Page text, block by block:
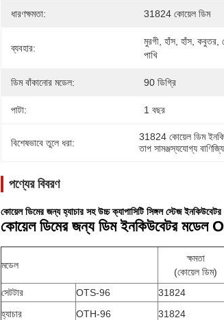
ধারণক্ষমতা: 31824 কোয়েল ডিম
ব্যবহার:
মুরগী, হাঁস, হাঁস, কবুতর,
পাখি
ডিম বাঁকানোর মডেল: 90 ডিগ্রি
পাটা: 1 বছর
বিশেষভাবে তুলে ধরা:
31824 কোয়েল ডিম
তাপ সামঞ্জস্যযোগ্য
পণ্যের বিবরণ
কোয়েল ডিমের জন্য হ্যাচার সহ উচ্চ ক্যাপাসিটি সিঙ্গল স্টেজ
কোয়েল ডিমের জন্য ডিম ইনকিউবেটর মডেল
মডেল
ক্ষমতা
(কোয়েল ডিম)
সেটটার
OTS-96 31824
হ্যাচার
OTH-96 31824